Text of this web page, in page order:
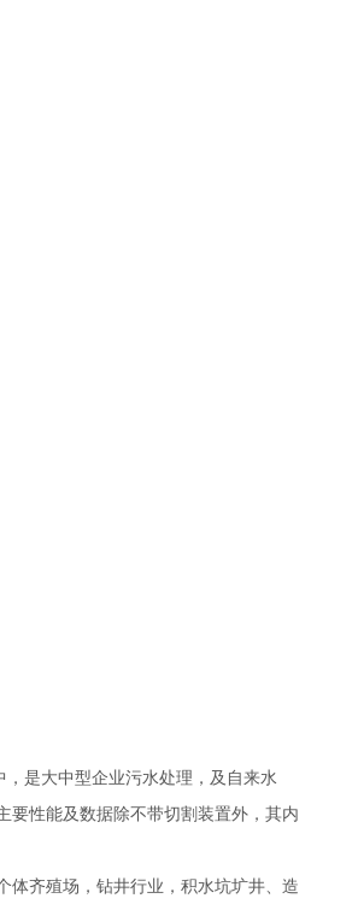
是大中型企业污水处理，及自来水
要性能及数据除不带切割装置外，其内
体齐殖场，钻井行业，积水坑圹井、造